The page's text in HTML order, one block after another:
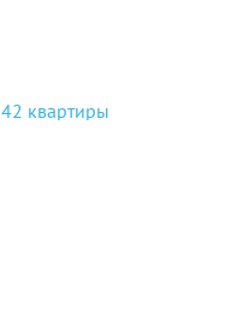
42 квартиры